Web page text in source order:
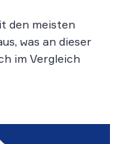
den meisten
was an dieser
im Vergleich